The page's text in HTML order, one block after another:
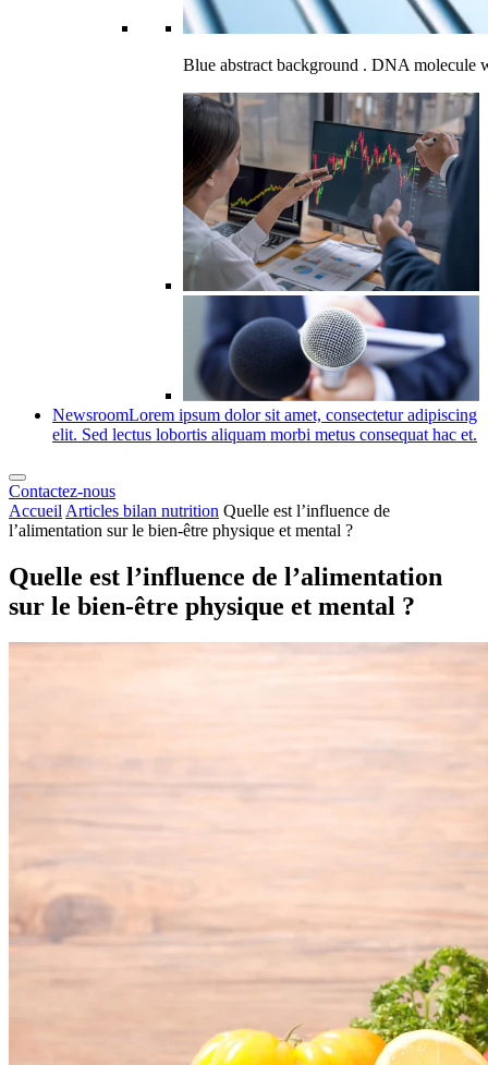
Blue abstract background . DNA molecule
NewsroomLorem ipsum dolor sit amet, consectetur adipiscing
elit. Sed lectus lobortis aliquam morbi metus consequat hac et.
Contactez-nous
Accueil Articles bilan nutrition Quelle est l’influence de
l’alimentation sur le bien-être physique et mental ?
Quelle est l’influence de l’alimentation
sur le bien-être physique et mental ?